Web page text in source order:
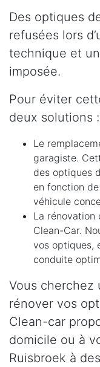
Des optiques
refusées lors
technique et
imposée.
Pour éviter
deux solutions :
Le
garagiste.
des optiques
en fonction
véhicule
La rénovation
Clean-Car.
vos optiques,
conduite
Vous cherchez
rénover vos
Clean-car
domicile ou à
Ruisbroek à